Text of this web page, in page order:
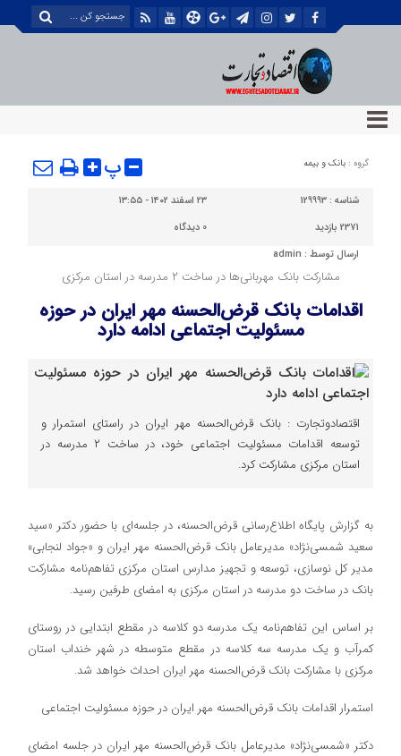
گروه : بانک و بیمه پ
شناسه : 129993
۲۳ اسفند ۱۴۰۲ - ۱۳:۵۵
2371 بازدید
0 دیدگاه
ارسال توسط : admin
مشارکت بانک مهربانی‌ها در ساخت ۲ مدرسه در استان مرکزی
اقدامات بانک قرض‌الحسنه مهر ایران در حوزه
مسئولیت اجتماعی ادامه دارد
اقتصادوتجارت : بانک قرض‌الحسنه مهر ایران در راستای استمرار و
توسعه اقدامات مسئولیت اجتماعی خود، در ساخت ۲ مدرسه در
استان مرکزی مشارکت کرد.
به گزارش پایگاه اطلاع‌رسانی قرض‌الحسنه، در جلسه‌ای با حضور دکتر «سید
سعید شمسی‌نژاد» مدیرعامل بانک قرض‌الحسنه مهر ایران و «جواد لنجابی»
مدیر کل نوسازی، توسعه و تجهیز مدارس استان مرکزی تفاهم‌نامه مشارکت
بانک در ساخت دو مدرسه در استان مرکزی به امضای طرفین رسید.
بر اساس این تفاهم‌نامه یک مدرسه دو کلاسه در مقطع ابتدایی در روستای
کمرآب و یک مدرسه سه کلاسه در مقطع متوسطه در شهر خنداب استان
مرکزی با مشارکت بانک قرض‌الحسنه مهر ایران احداث خواهد شد.
استمرار اقدامات بانک قرض‌الحسنه مهر ایران در حوزه مسئولیت اجتماعی
دکتر «شمسی‌نژاد» مدیرعامل بانک قرض‌الحسنه مهر ایران در جلسه امضای